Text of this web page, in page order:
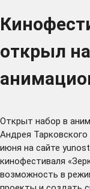
открыл
Открыт набор в
Андрея Тарковского
июня на сайте
кинофестиваля
возможность в